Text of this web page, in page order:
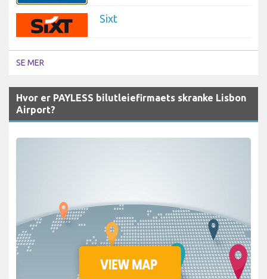
Sixt
SE MER
Hvor er PAYLESS bilutleiefirmaets skranke Lisbon
Airport?